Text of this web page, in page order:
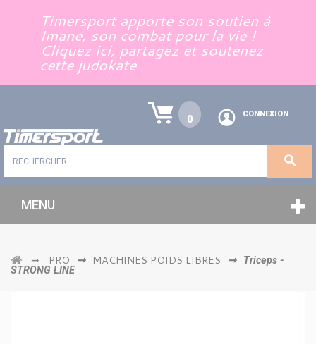
Timersport apporte son soutien à
Imane, son combat pour la vie !
Cliquez ici, partagez et soutenez
cette judokate
0 CONNEXION
MENU
➞ PRO ➞ MACHINES POIDS LIBRES ➞
Triceps -
STRONG LINE